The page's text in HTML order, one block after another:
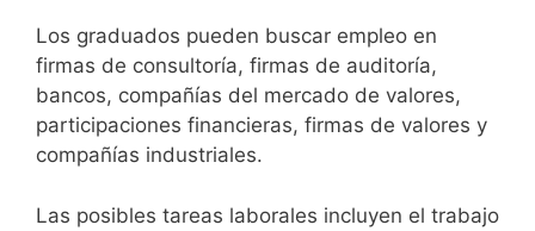
Los graduados pueden buscar empleo en
firmas de consultoría, firmas de auditoría,
bancos, compañías del mercado de valores,
participaciones financieras, firmas de valores y
compañías industriales.
Las posibles tareas laborales incluyen el trabajo